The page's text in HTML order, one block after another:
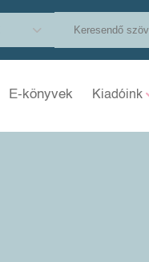
E-könyvek Kiadóink